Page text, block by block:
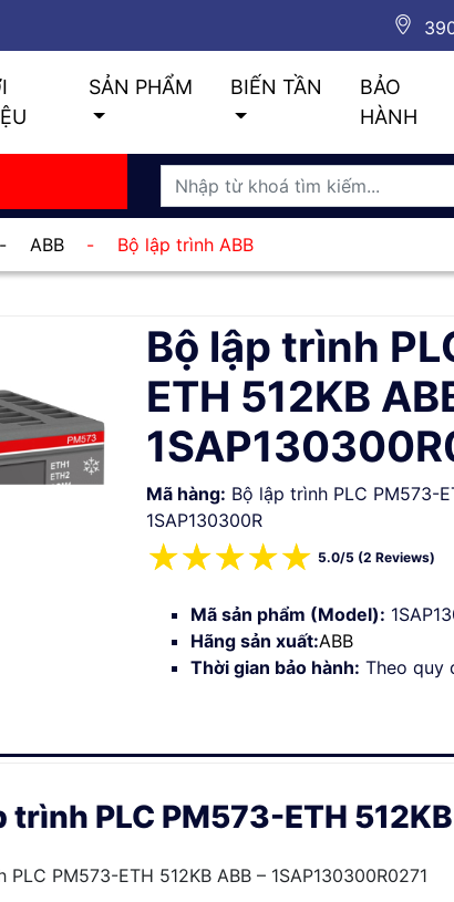
SẢN PHẨM BIẾN TẦN
BẢO
HÀNH
- ABB - Bộ lập trình ABB
Bộ lập trình
ETH 512KB
Mã hàng: Bộ lập trình PLC PM573-
1SAP130300R
☆
☆
☆
☆
☆ 5.0/5 (2 Reviews)
Mã sản phẩm (Model):
Hãng sản xuất:ABB
Thời gian bảo hành: Theo quy
PLC PM573-ETH
PM573-ETH 512KB ABB – 1SAP130300R0271